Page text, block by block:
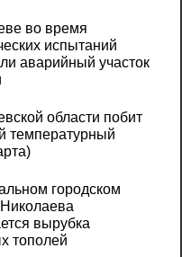
во время
испытаний
аварийный участок
области побит
температурный
городском
вырубка
тополей